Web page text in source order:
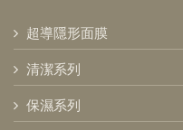
超導隱形面膜
清潔系列
保濕系列